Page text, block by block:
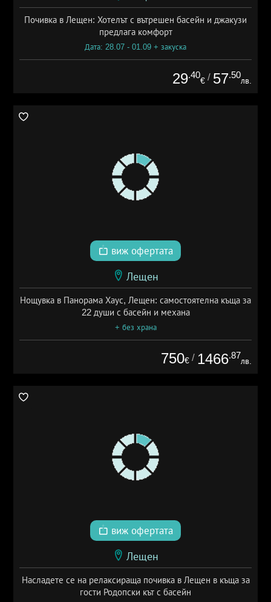
Почивка в Лещен: Хотелът с вътрешен басейн и джакузи
предлага комфорт
Дата: 28.07 - 01.09 + закуска
29.40
€ / 57.50
лв.
виж офертата
Лещен
Нощувка в Панорама Хаус, Лещен: самостоятелна къща за
22 души с басейн и механа
+ без храна
750€ / 1466.87
лв.
виж офертата
Лещен
Насладете се на релаксираща почивка в Лещен в къща за
гости Родопски кът с басейн